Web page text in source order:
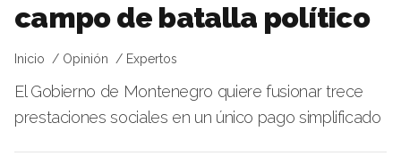
campo de batalla político
Inicio Opinión Expertos
El Gobierno de Montenegro quiere fusionar trece
prestaciones sociales en un único pago simplificado